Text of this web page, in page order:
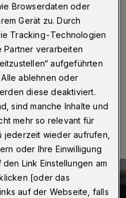
am
November 2022) in
und Zeugen.
Lesezeit
Browserdaten oder
Gerät zu. Durch
Tracking-Technologien
Partner verarbeiten
aufgeführten
ablehnen oder
diese deaktiviert.
sind manche Inhalte und
mehr so relevant für
jederzeit wieder aufrufen,
oder Ihre Einwilligung
Link Einstellungen am
[oder das
auf der Webseite, falls